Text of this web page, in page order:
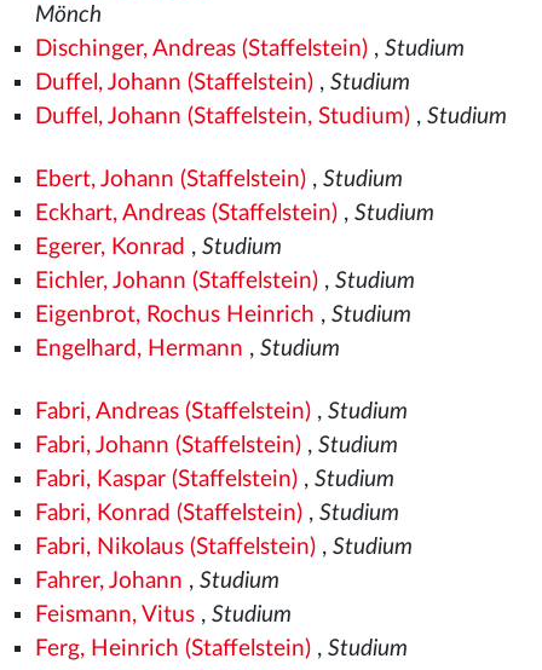
Mönch
Dischinger, Andreas (Staffelstein), Studium
Duffel, Johann (Staffelstein), Studium
Duffel, Johann (Staffelstein, Studium), Studium
Ebert, Johann (Staffelstein), Studium
Eckhart, Andreas (Staffelstein), Studium
Egerer, Konrad , Studium
Eichler, Johann (Staffelstein), Studium
Eigenbrot, Rochus Heinrich , Studium
Engelhard, Hermann , Studium
Fabri, Andreas (Staffelstein), Studium
Fabri, Johann (Staffelstein), Studium
Fabri, Kaspar (Staffelstein), Studium
Fabri, Konrad (Staffelstein), Studium
Fabri, Nikolaus (Staffelstein), Studium
Fahrer, Johann , Studium
Feismann, Vitus, Studium
Ferg, Heinrich (Staffelstein), Studium